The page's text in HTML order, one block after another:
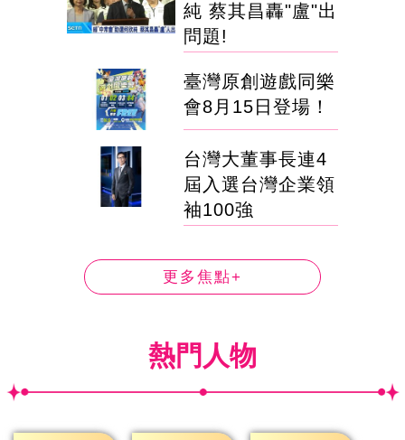
純 蔡其昌轟"盧"出
問題!
臺灣原創遊戲同樂
會8月15日登場！
台灣大董事長連4
屆入選台灣企業領
袖100強
更多焦點+
熱門人物